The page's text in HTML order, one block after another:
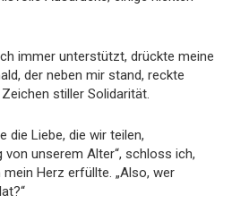
immer unterstützt, drückte meine
der neben mir stand, reckte
stiller Solidarität.
die Liebe, die wir teilen,
unserem Alter“, schloss ich,
Herz erfüllte. „Also, wer